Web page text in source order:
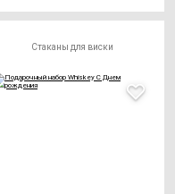
Стаканы для виски